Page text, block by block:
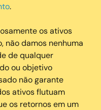
.
os ativos
não damos nenhuma
de qualquer
ou objetivo
não garante
ativos flutuam
os retornos em um